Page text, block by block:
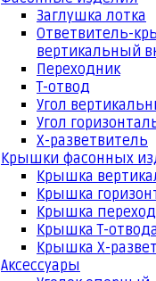
Заглушка лотка
Ответвитель-
вертикальный
Переходник
Т-отвод
Угол
Угол
Х-разветвитель
Крышки фасонных
Крышка
Крышка
Крышка
Крышка Т-отвода
Крышка Х-
Аксессуары